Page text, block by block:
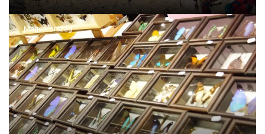
Magyarország